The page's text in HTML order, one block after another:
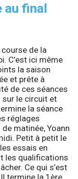
au final
de la
C’est ici même
la saison
et prête à
de ces séances
sur le circuit et
la séance
réglages
matinée, Yoann
Petit à petit le
essais en
les qualifications
Ce qui s’est
termine la 1ère